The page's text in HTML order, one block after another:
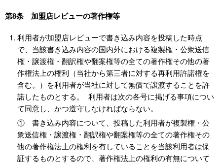
第8条 加盟店レビューの著作権等
利用者が加盟店レビューで書き込み内容を投稿した時点
で、当該書き込み内容の国内外における複製権・公衆送信
権・譲渡権・翻訳権や翻案権等の全ての著作権その他の著
作権法上の権利（当社から第三者に対する再利用許諾権を
含む。）を利用者が当社に対して無償で譲渡することを許
諾したものとする。 利用者は次の各号に掲げる事項につい
て同意し、かつ遵守しなければならない。
① 書き込み内容について、投稿した利用者が複製権・公
衆送信権・譲渡権・翻訳権や翻案権等の全ての著作権その
他の著作権法上の権利を有していることを当該利用者は保
証するものとするので、著作権法上の権利の有無について